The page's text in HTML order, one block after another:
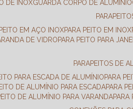
DE INOX GUARDA CORPO DE ALUMÍNIO
PEITO EM AÇO INOX PARA PEITO EM INOX
DE VIDRO PARA PEITO PARA
PARAPEITOS DE
PARA ESCADA DE ALUMÍNIO PARA
DE ALUMÍNIO PARA ESCADA PARA
DE ALUMÍNIO PARA VARANDA